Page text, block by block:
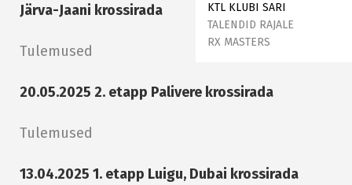
KTL KLUBI SARI
TALENDID RAJALE
RX MASTERS
Järva-Jaani krossirada
Tulemused
20.05.2025 2. etapp Palivere krossirada
Tulemused
13.04.2025 1. etapp Luigu, Dubai krossirada